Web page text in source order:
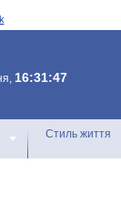
16:31:47
Стиль життя